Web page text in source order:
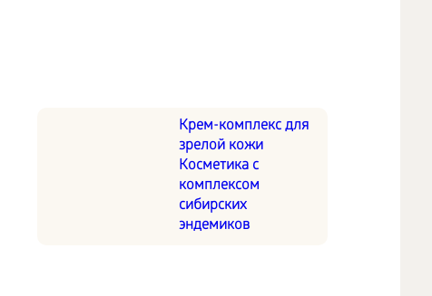
Крем-комплекс для
зрелой кожи
Косметика с
комплексом
сибирских
эндемиков